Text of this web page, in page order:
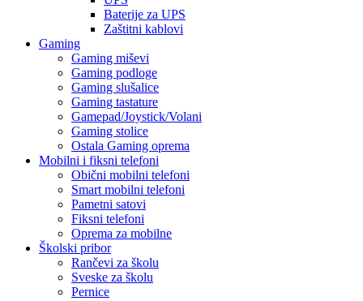
Baterije za UPS
Zaštitni kablovi
Gaming
Gaming miševi
Gaming podloge
Gaming slušalice
Gaming tastature
Gamepad/Joystick/Volani
Gaming stolice
Ostala Gaming oprema
Mobilni i fiksni telefoni
Obični mobilni telefoni
Smart mobilni telefoni
Pametni satovi
Fiksni telefoni
Oprema za mobilne
Školski pribor
Rančevi za školu
Sveske za školu
Pernice